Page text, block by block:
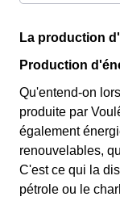
La production
Production
Qu'entend-on
produite par
également
renouvelables,
C'est ce qui la
pétrole ou le